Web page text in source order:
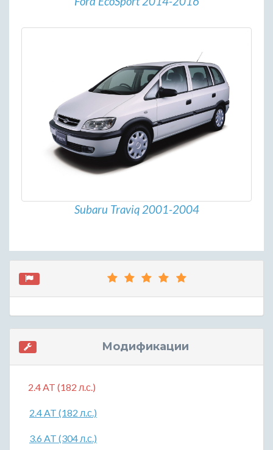
Subaru Traviq 2001-2004
Модификации
2.4 AT (182 л.с.)
2.4 AT (182 л.с.)
3.6 AT (304 л.с.)